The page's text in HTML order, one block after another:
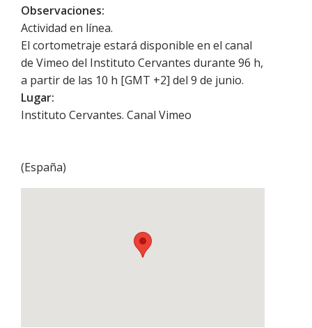
Observaciones:
Actividad en línea.
El cortometraje estará disponible en el canal
de Vimeo del Instituto Cervantes durante 96 h,
a partir de las 10 h [GMT +2] del 9 de junio.
Lugar:
Instituto Cervantes. Canal Vimeo
(España)